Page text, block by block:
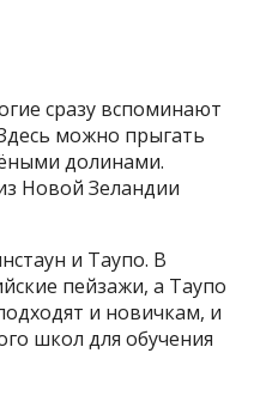
сразу вспоминают
можно прыгать
долинами.
Новой Зеландии
и Таупо. В
пейзажи, а Таупо
и новичкам, и
школ для обучения